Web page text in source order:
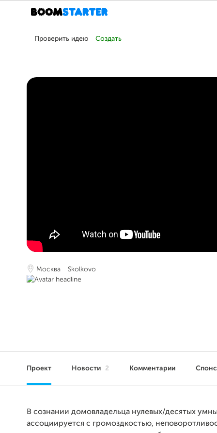
Проверить идею Создать
Москва Skolkovo
Проект Новости 2 Комментарии
В сознании домовладельца нулевых/десятых
ассоциируется с громоздкостью,